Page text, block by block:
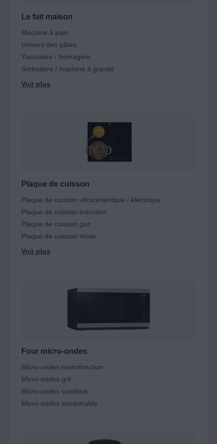
Le fait maison
Machine à pain
Univers des pâtes
Yaourtière / fromagère
Sorbetière / machine à granité
Plaque de cuisson
Plaque de cuisson vitrocéramique / électrique
Plaque de cuisson induction
Plaque de cuisson gaz
Plaque de cuisson mixte
Four micro-ondes
Micro-ondes monofonction
Micro-ondes gril
Micro-ondes combiné
Micro-ondes encastrable